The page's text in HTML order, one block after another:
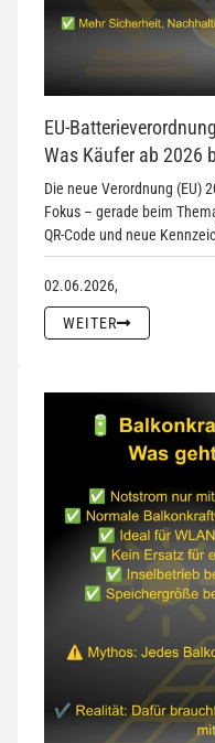
EU-
Was Käufer ab 2026
Die neue Verordnung (EU)
Fokus – gerade beim
QR-Code und neue
02.06.2026,
WEITER